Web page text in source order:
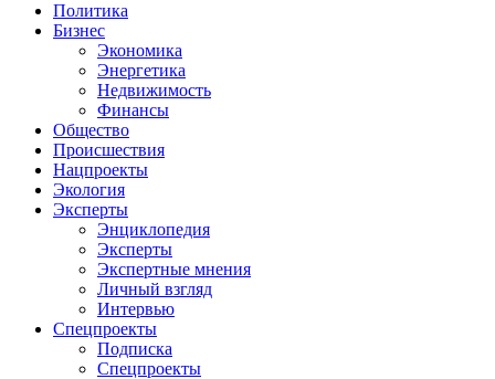
Политика
Бизнес
Экономика
Энергетика
Недвижимость
Финансы
Общество
Происшествия
Нацпроекты
Экология
Эксперты
Энциклопедия
Эксперты
Экспертные мнения
Личный взгляд
Интервью
Спецпроекты
Подписка
Спецпроекты